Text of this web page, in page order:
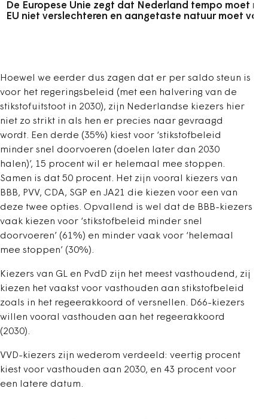
De Europese Unie zegt dat Nederland tempo moet
EU niet verslechteren en aangetaste natuur moet
Hoewel we eerder dus zagen dat er per saldo steun is
voor het regeringsbeleid (met een halvering van de
stikstofuitstoot in 2030), zijn Nederlandse kiezers hier
niet zo strikt in als hen er precies naar gevraagd
wordt. Een derde (35%) kiest voor ‘stikstofbeleid
minder snel doorvoeren (doelen later dan 2030
halen)’, 15 procent wil er helemaal mee stoppen.
Samen is dat 50 procent. Het zijn vooral kiezers van
BBB, PVV, CDA, SGP en JA21 die kiezen voor een van
deze twee opties. Opvallend is wel dat de BBB-kiezers
vaak kiezen voor ‘stikstofbeleid minder snel
doorvoeren’ (61%) en minder vaak voor ‘helemaal
mee stoppen’ (30%).
Kiezers van GL en PvdD zijn het meest vasthoudend, zij
kiezen het vaakst voor vasthouden aan stikstofbeleid
zoals in het regeerakkoord of versnellen. D66-kiezers
willen vooral vasthouden aan het regeerakkoord
(2030).
VVD-kiezers zijn wederom verdeeld: veertig procent
kiest voor vasthouden aan 2030, en 43 procent voor
een latere datum.